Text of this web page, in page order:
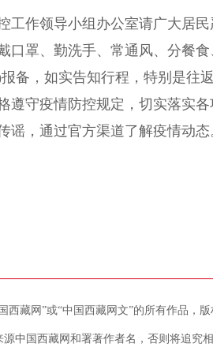
作领导小组办公室请广大居民
口罩、勤洗手、常通风、分餐
备，如实告知行程，特别是往
遵守疫情防控规定，切实落实
谣，通过官方渠道了解疫情动
西藏网”或“中国西藏网文”的所有作品，
中国西藏网和署著作者名，否则将追究相